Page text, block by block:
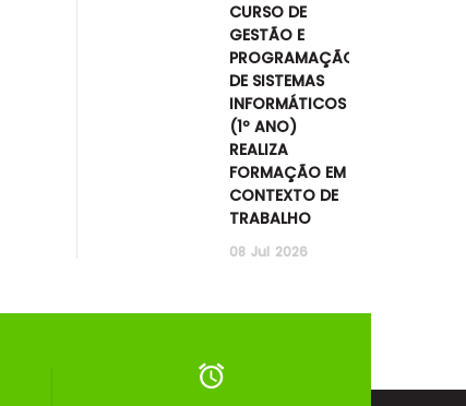
CURSO DE
GESTÃO E
PROGRAMAÇÃO
DE SISTEMAS
INFORMÁTICOS
(1º ANO)
REALIZA
FORMAÇÃO EM
CONTEXTO DE
TRABALHO
08 Jul 2026